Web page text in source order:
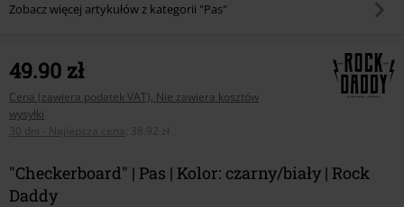
Zobacz więcej artykułów z kategorii "Pas"
49.90 zł
Cena (zawiera podatek VAT), Nie zawiera kosztów
wysyłki
30 dni - Najlepsza cena
38.92 zł
"Checkerboard" | Pas | Kolor: czarny/biały | Rock
Daddy